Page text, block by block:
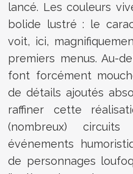
lancé. Les couleurs
bolide lustré : le
voit, ici,
premiers menus. Au-
font forcément
de détails ajoutés
raffiner cette
(nombreux)
événements
de personnages